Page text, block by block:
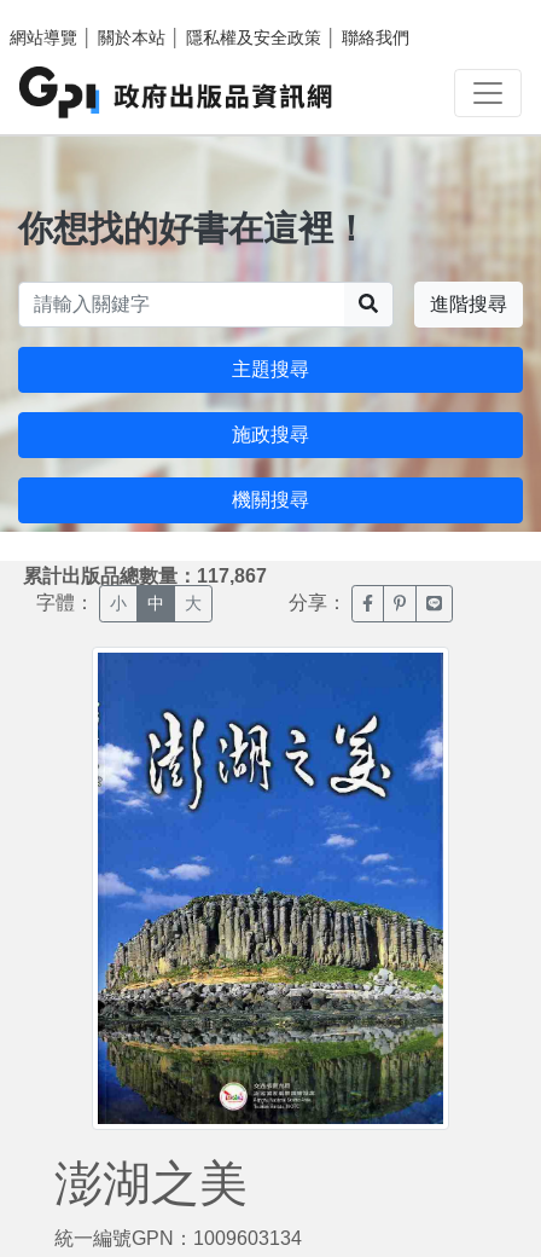
網站導覽
關於本站 隱私權及安全政策 聯絡我們
你想找的好書在這裡！
進階搜尋
主題搜尋
施政搜尋
機關搜尋
累計出版品總數量：117,867
字體： 小 中 大 分享： 臉書分享(另開新視窗)
噗浪分享(另開新
Line分享(另
澎湖之美
統一編號GPN：1009603134